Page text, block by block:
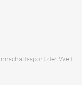
der Welt !